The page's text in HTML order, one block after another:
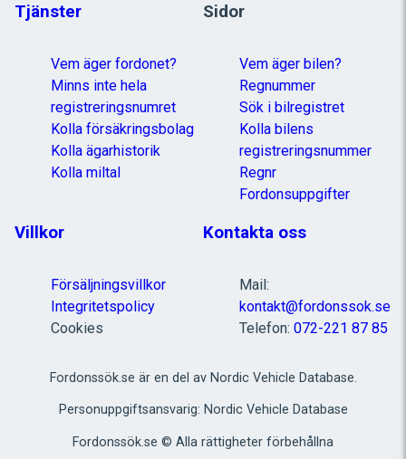
Tjänster
Vem äger fordonet?
Minns inte hela
registreringsnumret
Kolla försäkringsbolag
Kolla ägarhistorik
Kolla miltal
Sidor
Vem äger bilen?
Regnummer
Sök i bilregistret
Kolla bilens
registreringsnummer
Regnr
Fordonsuppgifter
Villkor
Försäljningsvillkor
Integritetspolicy
Cookies
Kontakta oss
Mail:
kontakt@fordonssok.se
Telefon: 072-221 87 85
Fordonssök.se är en del av Nordic Vehicle Database.
Personuppgiftsansvarig: Nordic Vehicle Database
Fordonssök.se © Alla rättigheter förbehållna